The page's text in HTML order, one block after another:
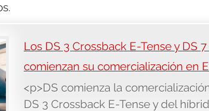
Los DS 3 Crossback E-Tense y DS
comienzan su comercialización en
<p>DS comienza la
DS 3 Crossback E-Tense y del